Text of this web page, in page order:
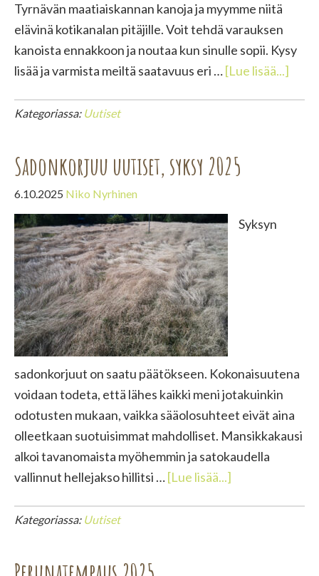
Tyrnävän maatiaiskannan kanoja ja myymme niitä
elävinä kotikanalan pitäjille. Voit tehdä varauksen
kanoista ennakkoon ja noutaa kun sinulle sopii. Kysy
lisää ja varmista meiltä saatavuus eri …[Lue lisää...]
Kategoriassa: Uutiset
Sadonkorjuu uutiset, syksy 2025
6.10.2025 Niko Nyrhinen
Syksyn
sadonkorjuut on saatu päätökseen. Kokonaisuutena
voidaan todeta, että lähes kaikki meni jotakuinkin
odotusten mukaan, vaikka sääolosuhteet eivät aina
olleetkaan suotuisimmat mahdolliset. Mansikkakausi
alkoi tavanomaista myöhemmin ja satokaudella
vallinnut hellejakso hillitsi …[Lue lisää...]
Kategoriassa: Uutiset